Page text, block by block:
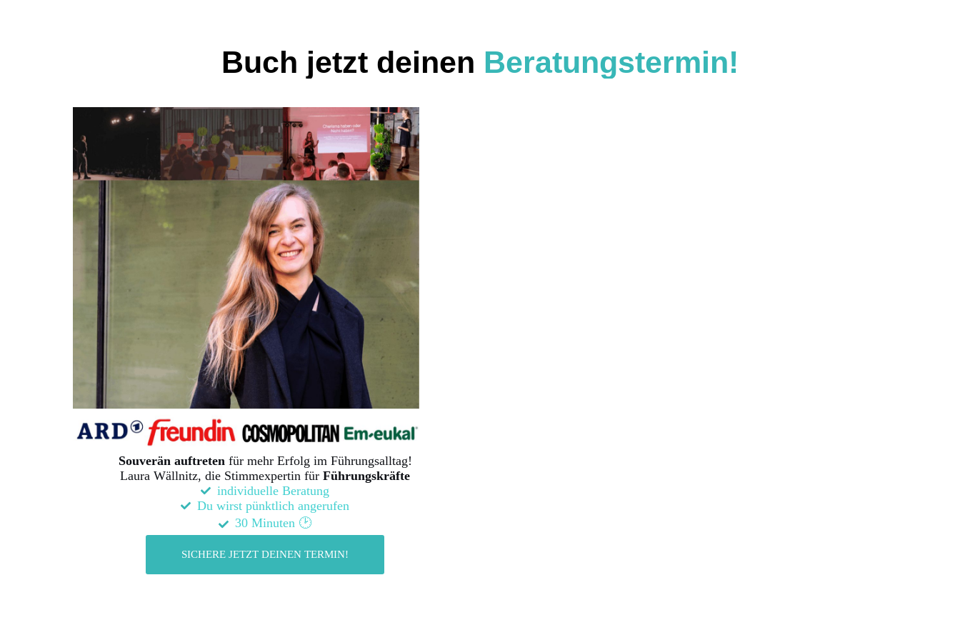
Buch jetzt deinen Beratungstermin!
Souverän auftreten für mehr Erfolg im Führungsalltag!
Laura Wällnitz, die Stimmexpertin für Führungskräfte
individuelle Beratung
Du wirst pünktlich angerufen
30 Minuten 🕑
SICHERE JETZT DEINEN TERMIN!